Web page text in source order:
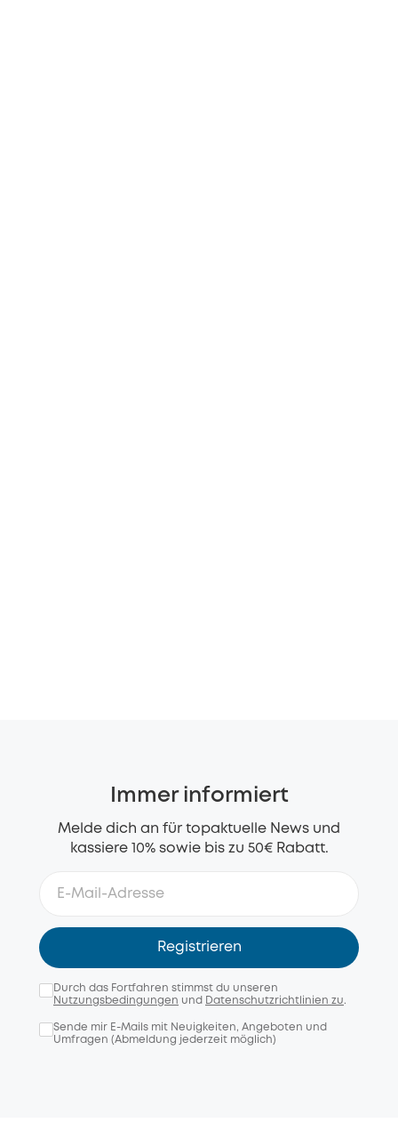
Immer informiert
Melde dich an für topaktuelle News und
kassiere 10% sowie bis zu 50€ Rabatt.
Registrieren
Durch das Fortfahren stimmst du unseren
Nutzungsbedingungen und Datenschutzrichtlinien zu.
Sende mir E-Mails mit Neuigkeiten, Angeboten und
Umfragen (Abmeldung jederzeit möglich)